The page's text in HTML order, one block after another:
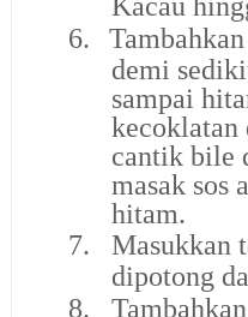
6.
demi
sampai
kecoklatan
cantik bile
masak sos
hitam.
7.
Masukkan
dipotong
8.